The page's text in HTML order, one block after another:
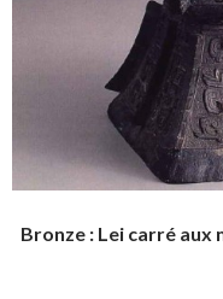
Bronze : Lei carré aux